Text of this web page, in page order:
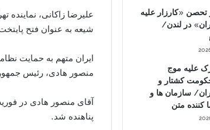
علیرضا زاکانی،
شیعه به عنوان فتح
ایران متهم به حمایت
منصور هادی، رئیس
آقای منصور هادی در
پناهنده شد.
تحصن «کارزار علیه
در لندن/
علیه موج
کشتار و
سازمان ها و
کننده متن